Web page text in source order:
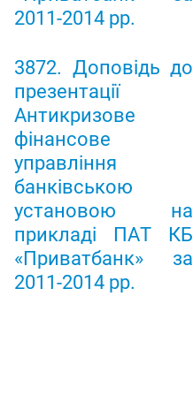
2011-2014 рр.
3872. Доповідь до
презентації
Антикризове
фінансове
управління
банківською
установою на
прикладі ПАТ КБ
«Приватбанк» за
2011-2014 рр.